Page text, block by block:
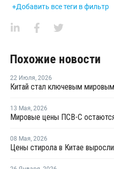
+Добавить все теги в фильтр
Похожие новости
22 Июля, 2026
13 Мая, 2026
08 Мая, 2026
Цены стирола в Китае выросли